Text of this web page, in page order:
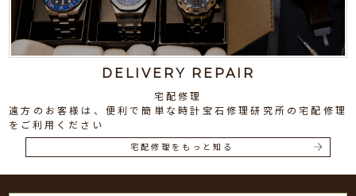
DELIVERY REPAIR
宅配修理
遠方のお客様は、便利で簡単な時計宝石修理研究所の宅配修理
をご利用ください
宅配修理をもっと知る